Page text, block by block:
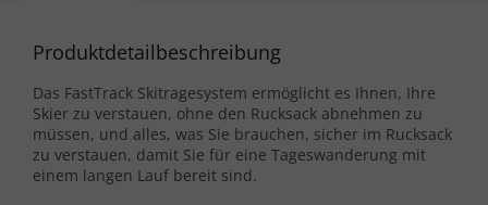
Produktdetailbeschreibung
Das FastTrack Skitragesystem ermöglicht es Ihnen, Ihre
Skier zu verstauen, ohne den Rucksack abnehmen zu
müssen, und alles, was Sie brauchen, sicher im Rucksack
zu verstauen, damit Sie für eine Tageswanderung mit
einem langen Lauf bereit sind.